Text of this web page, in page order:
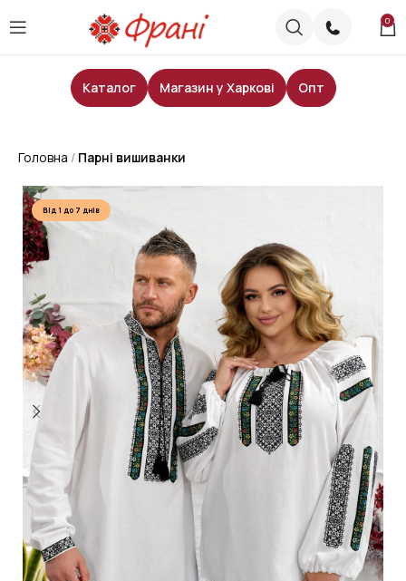
0
Каталог Магазин у Харкові Опт
Головна Парні вишиванки
Від 1 до 7 днів